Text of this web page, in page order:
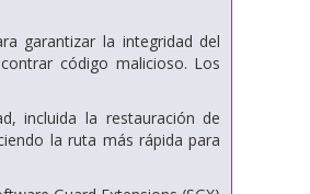
garantizar la integridad del
código malicioso. Los
incluida la restauración de
la ruta más rápida para